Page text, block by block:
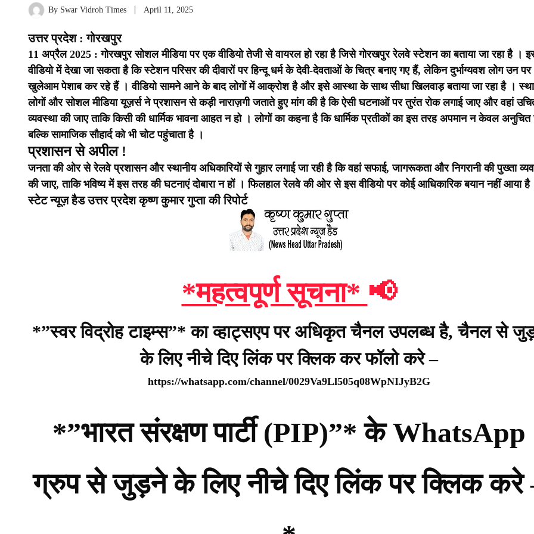
By Swar Vidroh Times April 11, 2025
उत्तर प्रदेश : गोरखपुर
11 अप्रैल 2025 : गोरखपुर सोशल मीडिया पर एक वीडियो तेजी से वायरल हो रहा है जिसे गोरखपुर रेलवे स्टेशन का बताया जा रहा है ।
वीडियो में देखा जा सकता है कि स्टेशन परिसर की दीवारों पर हिन्दू धर्म के देवी-देवताओं के चित्र बनाए गए हैं, लेकिन दुर्भाग्यवश लोग उन पर
खुलेआम पेशाब कर रहे हैं ।वीडियो सामने आने के बाद लोगों में आक्रोश है और इसे आस्था के साथ सीधा खिलवाड़ बताया जा रहा है ।
लोगों और सोशल मीडिया यूज़र्स ने प्रशासन से कड़ी नाराज़गी जताते हुए मांग की है कि ऐसी घटनाओं पर तुरंत रोक लगाई जाए और वहां
व्यवस्था की जाए ताकि किसी की धार्मिक भावना आहत न हो ।लोगों का कहना है कि धार्मिक प्रतीकों का इस तरह अपमान न केवल अनुचित
बल्कि सामाजिक सौहार्द को भी चोट पहुंचाता है ।
प्रशासन से अपील !
जनता की ओर से रेलवे प्रशासन और स्थानीय अधिकारियों से गुहार लगाई जा रही है कि वहां सफाई, जागरूकता और निगरानी की पुख्ता
की जाए, ताकि भविष्य में इस तरह की घटनाएं दोबारा न हों ।फिलहाल रेलवे की ओर से इस वीडियो पर कोई आधिकारिक बयान नहीं आया है
स्टेट न्यूज़ हैड उत्तर प्रदेश कृष्ण कुमार गुप्ता की रिपोर्ट
*महत्वपूर्ण सूचना* 📢
*”स्वर विद्रोह टाइम्स”* का व्हाट्सएप पर अधिकृत चैनल उपलब्ध है, चैनल से
के लिए नीचे दिए लिंक पर क्लिक कर फॉलो करे –
https://whatsapp.com/channel/0029Va9Ll505q08WpNIJyB2G
*”भारत संरक्षण पार्टी (PIP)”* के WhatsApp
ग्रुप से जुड़ने के लिए नीचे दिए लिंक पर क्लिक करे